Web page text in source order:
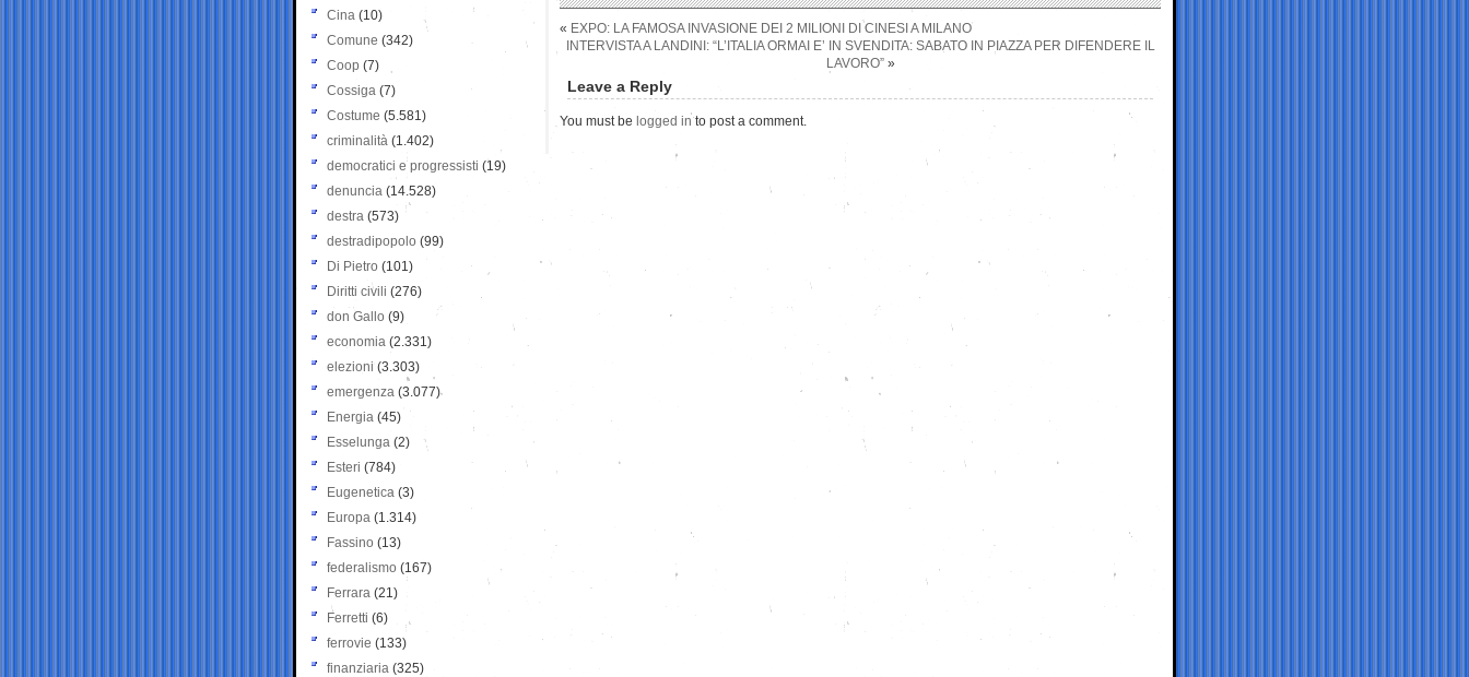
« EXPO: LA FAMOSA INVASIONE DEI 2 MILIONI DI CINESI A MILANO
INTERVISTA A LANDINI: “L’ITALIA ORMAI E’ IN SVENDITA: SABATO IN PIAZZA PER DIFENDERE IL
LAVORO”»
Leave a Reply
You must be logged into post a comment.
Cina (10)
Comune (342)
Coop (7)
Cossiga (7)
Costume (5.581)
criminalità (1.402)
democratici e progressisti (19)
denuncia (14.528)
destra (573)
destradipopolo (99)
Di Pietro (101)
Diritti civili (276)
don Gallo (9)
economia (2.331)
elezioni (3.303)
emergenza (3.077)
Energia (45)
Esselunga (2)
Esteri (784)
Eugenetica (3)
Europa (1.314)
Fassino (13)
federalismo (167)
Ferrara (21)
Ferretti (6)
ferrovie (133)
finanziaria (325)